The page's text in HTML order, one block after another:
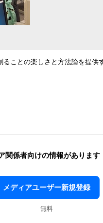
ことの楽しさと方法論を提供
関係者向けの情報があります
メディアユーザー新規登録
無料